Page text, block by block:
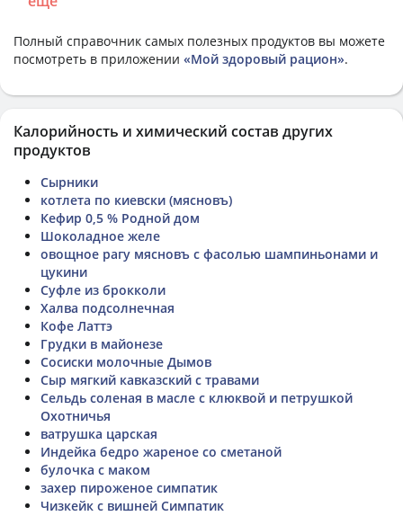
Полный справочник самых полезных продуктов вы можете
посмотреть в приложении «Мой здоровый рацион».
Калорийность и химический состав других
продуктов
Сырники
котлета по киевски (мясновъ)
Кефир 0,5 % Родной дом
Шоколадное желе
овощное рагу мясновъ с фасолью шампиньонами и
цукини
Суфле из брокколи
Халва подсолнечная
Кофе Латтэ
Грудки в майонезе
Сосиски молочные Дымов
Сыр мягкий кавказский с травами
Сельдь соленая в масле с клюквой и петрушкой
Охотничья
ватрушка царская
Индейка бедро жареное со сметаной
булочка с маком
захер пироженое симпатик
Чизкейк с вишней Симпатик